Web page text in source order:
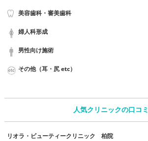
美容歯科・審美歯科
婦人科形成
男性向け施術
その他（耳・尻 etc）
人気クリニックの口コミ
リオラ・ビューティークリニック 柏院